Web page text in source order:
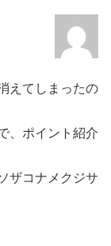
えてしまったの
、ポイント紹介
ザコナメクジサ